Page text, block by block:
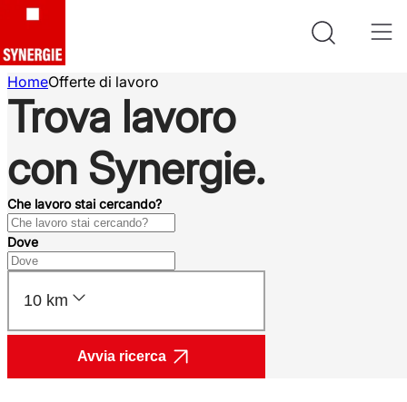
HomeOfferte di lavoro
Trova lavoro
con Synergie.
Che lavoro stai cercando?
Dove
10 km
Avvia ricerca